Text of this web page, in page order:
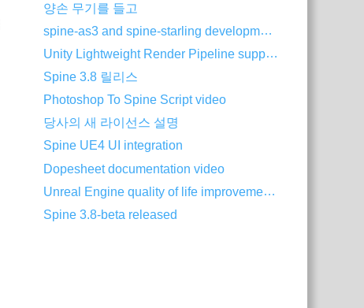
양손 무기를 들고
spine-as3 and spine-starling development with Visual Studio Code
Unity Lightweight Render Pipeline support
Spine 3.8 릴리스
Photoshop To Spine Script video
당사의 새 라이선스 설명
Spine UE4 UI integration
Dopesheet documentation video
Unreal Engine quality of life improvements
Spine 3.8-beta released